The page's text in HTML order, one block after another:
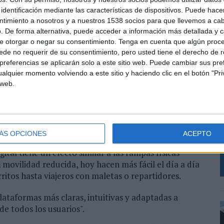
mediante las características de dispositivos. Puede
a nosotros y a nuestros 1538 socios para que llevemos a
De forma alternativa, puede acceder a información más detallada y
otorgar o negar su consentimiento. Tenga en cuenta que algún
no requerir de su consentimiento, pero usted tiene el derecho de
se aplicarán solo a este sitio web. Puede cambiar sus
momento volviendo a este sitio y haciendo clic en el botón
OPCIONES ACEPTO
un añadido técnico, sino una condición básica para
convierte un gesto cotidiano como es navegar por
digital actúa como metáfora de las barreras
online, dificultando la interacción de millones de
la accesibilidad no es un añadido, sino la base de
Consultoría y Certificación de Accesibilidad Digital
las plataformas pensadas para todas las personas
tiene un efecto similar a las rampas físicas
reducida, hoy hacen más fácil el día a día
hasta viajeros con maletas o repartidores.
más claras, intuitivas y adaptadas a
todos los usuarios".